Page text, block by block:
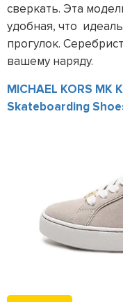
сверкать. Эта
удобная, что
прогулок.
вашему наряду.
MICHAEL KORS MK
Skateboarding